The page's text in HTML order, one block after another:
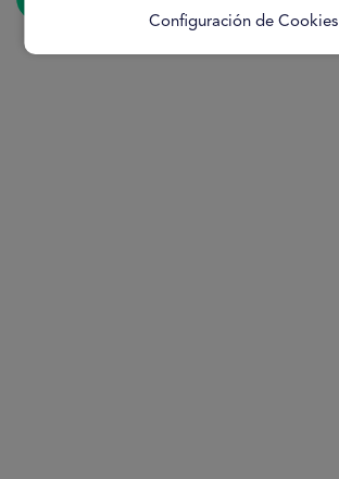
Configuración de Cookies